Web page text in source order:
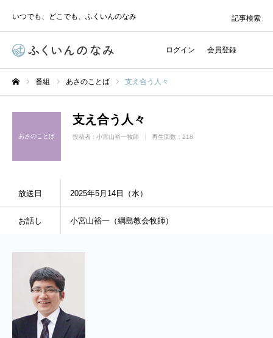
いつでも、どこでも、ふくいんのなみ
ログイン 会員登録
記事検索
番組 あさのことば 支え合う人々
あさのことば
支え合う人々
投稿者 : 小宮山裕一牧師 再生回数：218
放送日 2025年5月14日（水）
お話し 小宮山裕一（綱島教会牧師）